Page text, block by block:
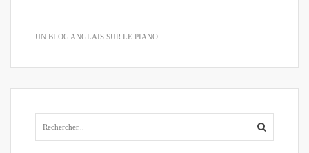
UN BLOG ANGLAIS SUR LE PIANO